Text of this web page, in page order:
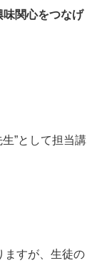
関心をつなげ
”として担当講
ますが、生徒の